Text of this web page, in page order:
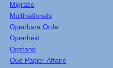
Migratie
Multinationals
Openbare Orde
Openheid
Opstand
Oud Papier Affaire